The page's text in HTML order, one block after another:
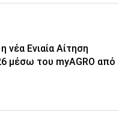
νέα Ενιαία Αίτηση
μέσω του myAGRO από